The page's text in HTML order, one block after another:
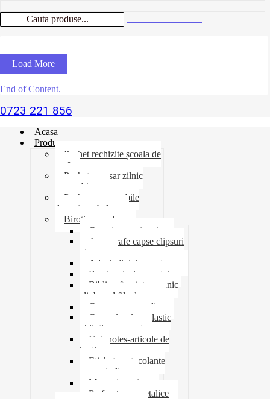
Load More
End of Content.
0723 221 856
Acasa
Produse
Pachet rechizite școala de
vară
Pachet necesar zilnic
pentru birou
Pachet consumabile
depozit-ambalare
Birotica-produse
Cosuri suporti tavite
Ace agrafe capse clipsuri
pioneze
Adeziv lipici corectoare
Banda adeziva-scotch
Biblioraft caiet mecanic
clipboard file dosare
Capsatoare metalice
Cutter foarfeca elastic
ghilotina magnet
Cub notes-articole de
hartie
Etichete autocolante
carton indigo
Mape si serviete
Perforatoare metalice